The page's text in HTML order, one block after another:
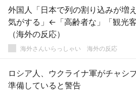
外国人「日本で列の割り込みが増
気がする」←「高齢者な」「観光客
（海外の反応）
海外さんいらっしゃい 海外の反応
ロシア人、ウクライナ軍がチャシ
準備していると警告